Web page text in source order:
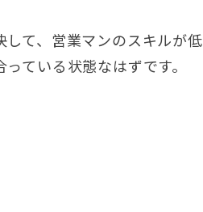
て、営業マンのスキルが低
ている状態なはずです。